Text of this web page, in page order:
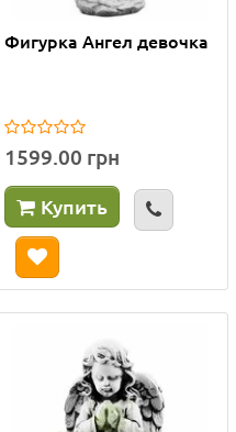
Фигурка Ангел девочка
1599.00 грн
Купить